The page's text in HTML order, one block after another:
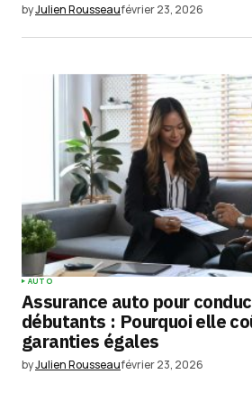
byJulien Rousseaufévrier 23, 2026
AUTO
Assurance auto pour
débutants : Pourquoi elle
garanties égales
byJulien Rousseaufévrier 23, 2026